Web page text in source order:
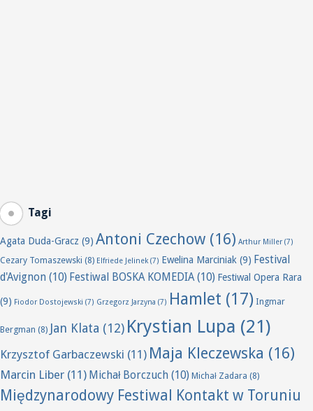
Tagi
Agata Duda-Gracz (9) Antoni Czechow (16) Arthur Miller (7)
Cezary Tomaszewski (8) Elfriede Jelinek(7) Ewelina Marciniak (9) Festival
d'Avignon (10) Festiwal BOSKA KOMEDIA(10) Festiwal Opera Rara
(9) Fiodor Dostojewski (7) Grzegorz Jarzyna (7) Hamlet (17) Ingmar
Bergman (8) Jan Klata (12) Krystian Lupa (21)
Krzysztof Garbaczewski (11) Maja Kleczewska (16)
Marcin Liber (11) Michał Borczuch (10) Michał Zadara (8)
Międzynarodowy Festiwal Kontakt w Toruniu